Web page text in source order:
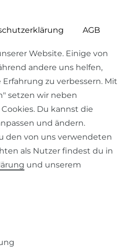
AGB
Widerrufs­recht
Kontakt
Website. Einige von
andere uns helfen,
zu verbessern. Mit
setzen wir neben
Du kannst die
und ändern.
den von uns verwendeten
als Nutzer findest du in
und unserem